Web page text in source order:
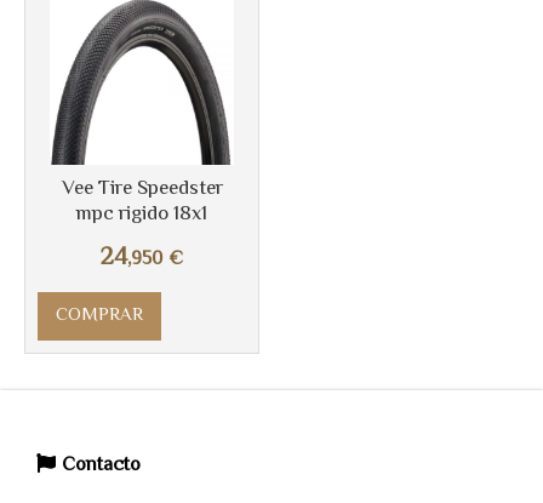
Vee Tire Speedster
mpc rigido 18x1
24,950 €
COMPRAR
Contacto